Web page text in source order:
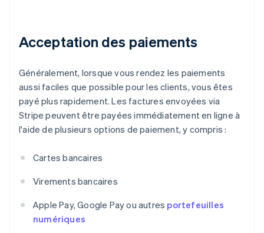
Acceptation des paiements
Généralement, lorsque vous rendez les paiements
aussi faciles que possible pour les clients, vous êtes
payé plus rapidement. Les factures envoyées via
Stripe peuvent être payées immédiatement en ligne à
l'aide de plusieurs options de paiement, y compris :
Cartes bancaires
Virements bancaires
Apple Pay, Google Pay ou autres portefeuilles
numériques